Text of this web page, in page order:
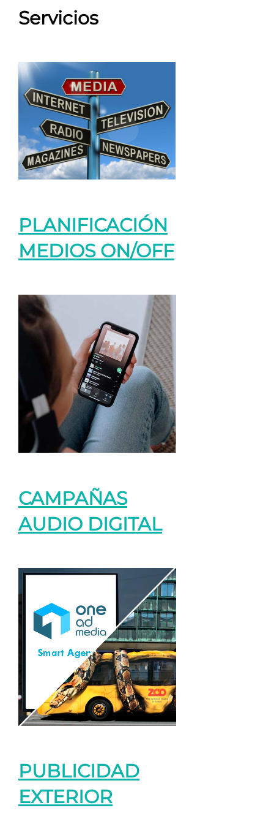
Servicios
PLANIFICACIÓN
MEDIOS ON/OFF
CAMPAÑAS
AUDIO DIGITAL
PUBLICIDAD
EXTERIOR